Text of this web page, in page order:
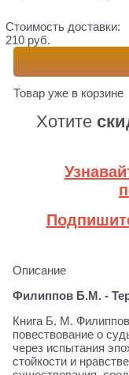
Стоимость доставки:
210 руб.
Товар уже в корзине
Хотите
Описание
Филиппов Б.М. -
Книга Б. М.
повествование о
через испытания
стойкости и